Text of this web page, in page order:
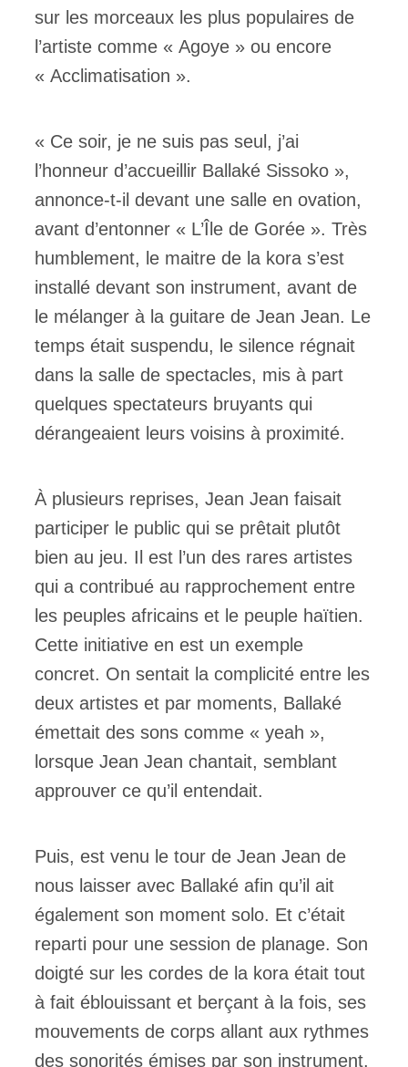
sur les morceaux les plus populaires de
l’artiste comme « Agoye » ou encore
« Acclimatisation ».
« Ce soir, je ne suis pas seul, j’ai
l’honneur d’accueillir Ballaké Sissoko »,
annonce-t-il devant une salle en ovation,
avant d’entonner « L’Île de Gorée ». Très
humblement, le maitre de la kora s’est
installé devant son instrument, avant de
le mélanger à la guitare de Jean Jean. Le
temps était suspendu, le silence régnait
dans la salle de spectacles, mis à part
quelques spectateurs bruyants qui
dérangeaient leurs voisins à proximité.
À plusieurs reprises, Jean Jean faisait
participer le public qui se prêtait plutôt
bien au jeu. Il est l’un des rares artistes
qui a contribué au rapprochement entre
les peuples africains et le peuple haïtien.
Cette initiative en est un exemple
concret. On sentait la complicité entre les
deux artistes et par moments, Ballaké
émettait des sons comme « yeah »,
lorsque Jean Jean chantait, semblant
approuver ce qu’il entendait.
Puis, est venu le tour de Jean Jean de
nous laisser avec Ballaké afin qu’il ait
également son moment solo. Et c’était
reparti pour une session de planage. Son
doigté sur les cordes de la kora était tout
à fait éblouissant et berçant à la fois, ses
mouvements de corps allant aux rythmes
des sonorités émises par son instrument.